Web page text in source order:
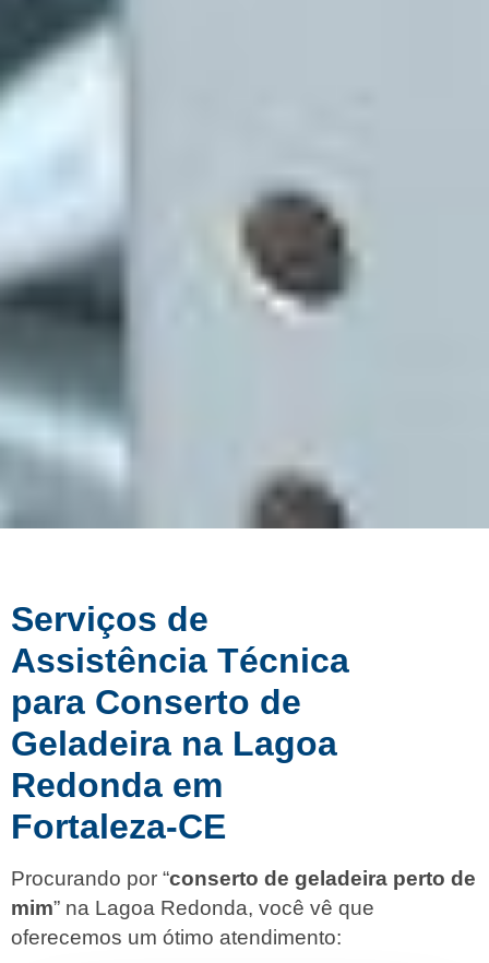
Serviços de
Assistência Técnica
para Conserto de
Geladeira na Lagoa
Redonda em
Fortaleza-CE
Procurando por “conserto de geladeira perto de
mim” na Lagoa Redonda, você vê que
oferecemos um ótimo atendimento: